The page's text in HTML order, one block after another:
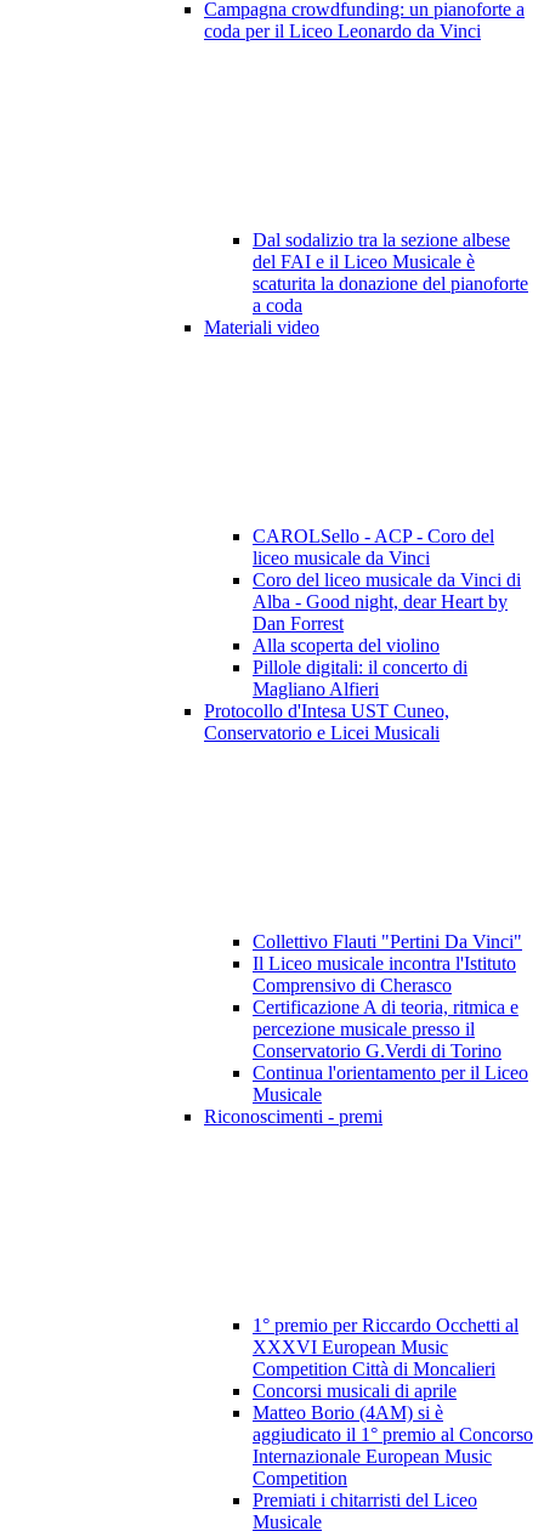
Campagna crowdfunding: un pianoforte a
coda per il Liceo Leonardo da Vinci
Dal sodalizio tra la sezione albese
del FAI e il Liceo Musicale è
scaturita la donazione del pianoforte
a coda
Materiali video
CAROLSello - ACP - Coro del
liceo musicale da Vinci
Coro del liceo musicale da Vinci di
Alba - Good night, dear Heart by
Dan Forrest
Alla scoperta del violino
Pillole digitali: il concerto di
Magliano Alfieri
Protocollo d'Intesa UST Cuneo,
Conservatorio e Licei Musicali
Collettivo Flauti "Pertini Da Vinci"
Il Liceo musicale incontra l'Istituto
Comprensivo di Cherasco
Certificazione A di teoria, ritmica e
percezione musicale presso il
Conservatorio G.Verdi di Torino
Continua l'orientamento per il Liceo
Musicale
Riconoscimenti - premi
1° premio per Riccardo Occhetti al
XXXVI European Music
Competition Città di Moncalieri
Concorsi musicali di aprile
Matteo Borio (4AM) si è
aggiudicato il 1° premio al Concorso
Internazionale European Music
Competition
Premiati i chitarristi del Liceo
Musicale